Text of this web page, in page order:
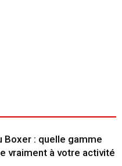
Boxer : quelle gamme
vraiment à votre activité